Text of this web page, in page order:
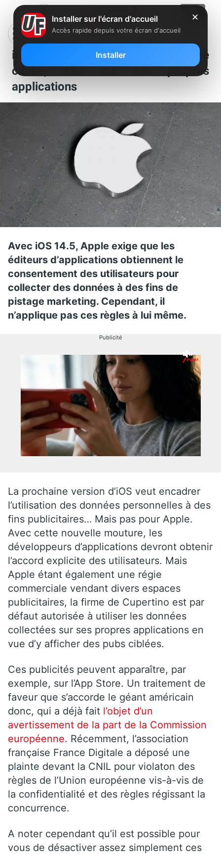
iOS : Apple encadre la publicité
ciblée, sauf sur ses propres
applications
Avec iOS 14.5, Apple exige que les
éditeurs d’applications obtiennent le
consentement des utilisateurs pour
collecter des données à des fins de
pistage marketing. Cependant, il
n’applique pas ces règles à lui même.
Publicité
La prochaine version d’iOS veut encadrer
l’utilisation des données personnelles à des
fins publicitaires… Mais pas pour Apple.
Avec cette nouvelle mouture, les
développeurs d’applications devront obtenir
l’accord explicite des utilisateurs. Mais
Apple étant également une régie
commerciale vendant divers espaces
publicitaires, la firme de Cupertino est par
défaut autorisée à utiliser les données
collectées sur ses propres applications en
vue d’y afficher des pubs ciblées.
Ces publicités peuvent apparaître, par
exemple, sur l’App Store. Un traitement de
faveur que s’accorde le géant américain
donc, qui a déjà fait l’objet d’un
avertissement de la part de la Commission
européenne. Récemment, l’association
française France Digitale a déposé une
plainte devant la CNIL pour violaton des
règles de l’Union européenne vis-à-vis de
la confidentialité et des règles régissant la
concurrence.
A noter cependant qu’il est possible pour
vous de désactiver assez simplement ces
✕
Installer sur l'écran d'accueil
Accès rapide depuis votre écran d'accueil
Installer